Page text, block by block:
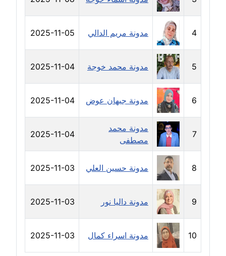
عاملة
مدونة خولة سعيدان
عاملة
مدونة داليا السعيد
موقوف
مدونة داليا فاروق
عاملة
مدونة داليا نور
عاملة
مدونة دعاء البدري
عاملة
مدونة دعاء الجابي
عاملة
4 مدونة مريم الدالي 2025-11-05
5 مدونة محمد خوجة 2025-11-04
6 مدونة جيهان عوض 2025-11-04
7
مدونة محمد
مصطفى
2025-11-04
8 مدونة حسين العلي 2025-11-03
9 مدونة داليا نور 2025-11-03
10 مدونة اسراء كمال 2025-11-03